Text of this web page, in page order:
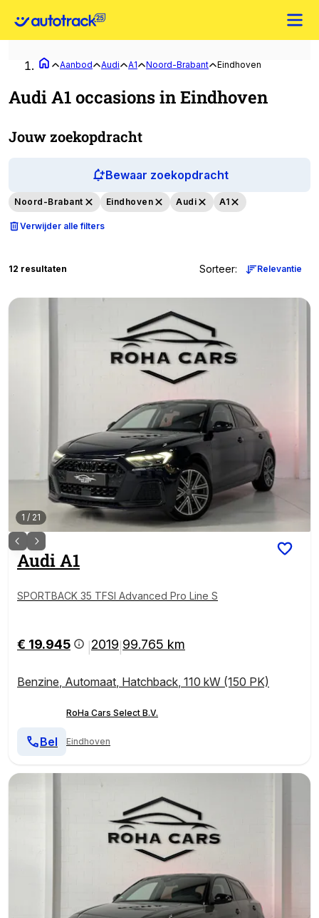
Aanbod Audi A1 Noord-Brabant Eindhoven
Audi A1 occasions in Eindhoven
Jouw zoekopdracht
Bewaar zoekopdracht
Noord-Brabant Eindhoven Audi A1
Verwijder alle filters
12 resultaten Sorteer: Relevantie
1 / 21
AudiA1
SPORTBACK 35 TFSI Advanced Pro Line S
€ 19.945 2019 99.765 km
Benzine, Automaat, Hatchback, 110 kW (150 PK)
RoHa Cars Select B.V.
Eindhoven
Bel